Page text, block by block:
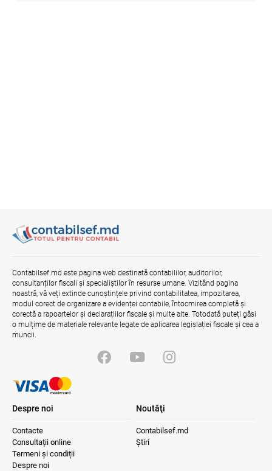
Contabilsef.md este pagina web destinată contabililor, auditorilor,
consultanților fiscali și specialiștilor în resurse umane. Vizitând pagina
noastră, vă veți extinde cunoștințele privind contabilitatea, impozitarea,
modul corect de organizare a evidenței contabile, întocmirea completă și
corectă a rapoartelor și declarațiilor fiscale și multe alte. Totodată puteți găsi
o mulțime de materiale relevante legate de aplicarea legislației fiscale și cea a
muncii.
Despre noi
Contacte
Consultații online
Termeni și condiții
Despre noi
Noutăţi
Contabilsef.md
Știri